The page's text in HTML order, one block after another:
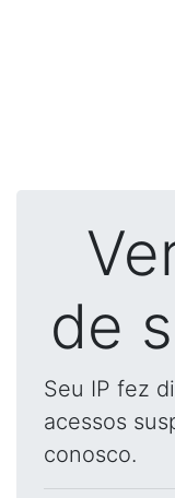
de
Seu IP fez
acessos
conosco.